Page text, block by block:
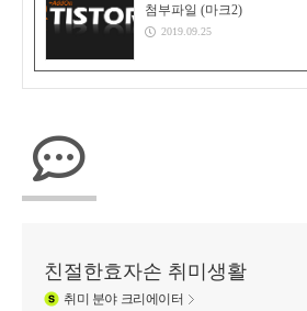
첨부파일 (마크2)
2019.09.25
친절한효자손 취미생활
취미 분야 크리에이터